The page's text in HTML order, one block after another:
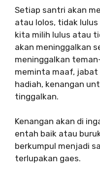
Setiap santri akan
atau lolos, tidak
kita milih lulus atau
akan meninggalkan
meninggalkan
meminta maaf, jabat
hadiah, kenangan
tinggalkan.
Kenangan akan di
entah baik atau
berkumpul menjadi
terlupakan gaes.